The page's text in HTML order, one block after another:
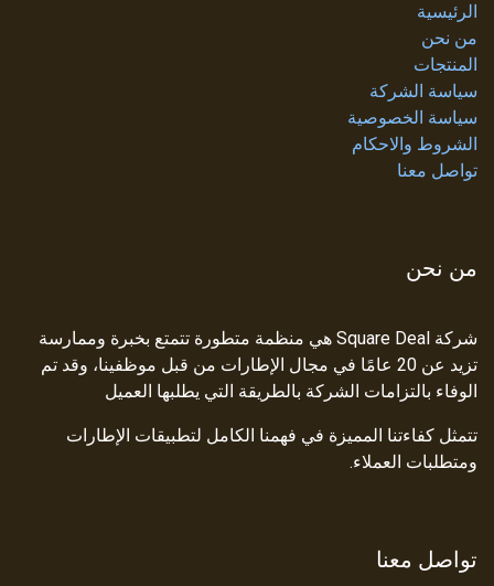
الرئيسية
من نحن
المنتجات
سياسة الشركة
سياسة الخصوصية
الشروط والاحكام
تواصل معنا
من نحن
شركة Square Deal هي منظمة متطورة تتمتع بخبرة وممارسة
تزيد عن 20 عامًا في مجال الإطارات من قبل موظفينا، وقد تم
الوفاء بالتزامات الشركة بالطريقة التي يطلبها العميل
تتمثل كفاءتنا المميزة في فهمنا الكامل لتطبيقات الإطارات
ومتطلبات العملاء.
تواصل معنا